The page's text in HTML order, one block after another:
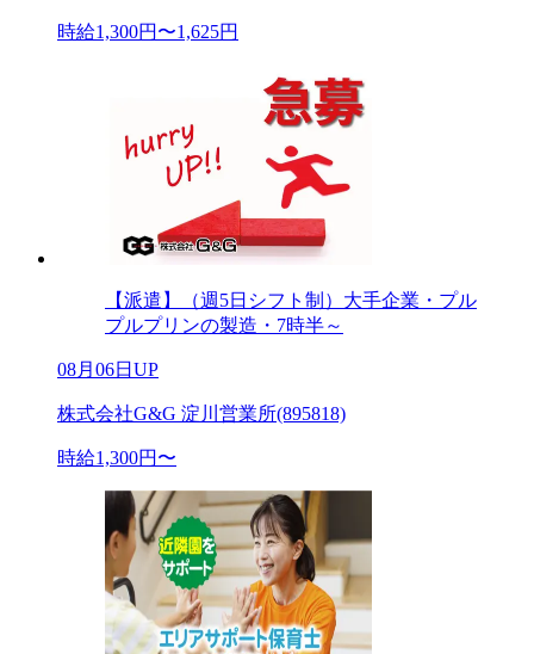
時給1,300円〜1,625円
【派遣】（週5日シフト制）大手企業・プル
プルプリンの製造・7時半～
08月06日UP
株式会社G&G 淀川営業所(895818)
時給1,300円〜